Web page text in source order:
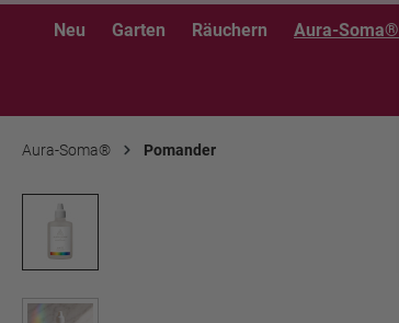
Neu Garten Räuchern Aura-Soma®
Aura-Soma® Pomander